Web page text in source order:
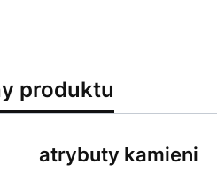
produktu
atrybuty kamieni